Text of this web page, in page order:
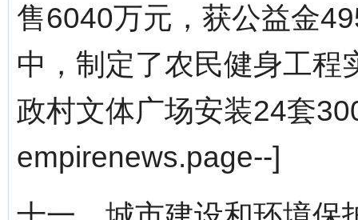
售6040万元，获公益金
中，制定了农民健身工程
政村文体广场安装24套
empirenews.page--]